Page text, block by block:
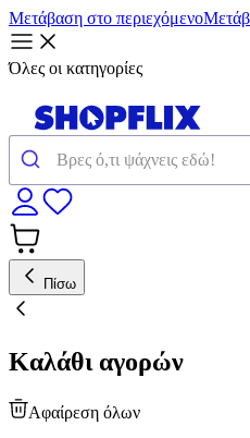
Μετάβαση στο περιεχόμενο
Όλες οι κατηγορίες
Πίσω
Καλάθι αγορών
Αφαίρεση όλων